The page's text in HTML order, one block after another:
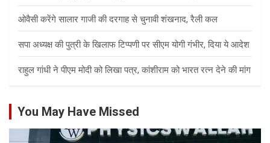
ओवैसी करेंगे सालार गाजी की दरगाह से चुनावी शंखनाद, रैली कल
सपा अध्यक्ष की पुत्री के खिलाफ टिप्पणी पर सीएम योगी गंभीर, दिया ये आदेश
राहुल गांधी ने पीएम मोदी को लिखा पत्र, कांशीराम को भारत रत्न देने की मांग
You May Have Missed